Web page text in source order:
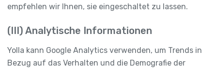
empfehlen wir Ihnen, sie eingeschaltet zu lassen.
(III) Analytische Informationen
Yolla kann Google Analytics verwenden, um Trends in
Bezug auf das Verhalten und die Demografie der